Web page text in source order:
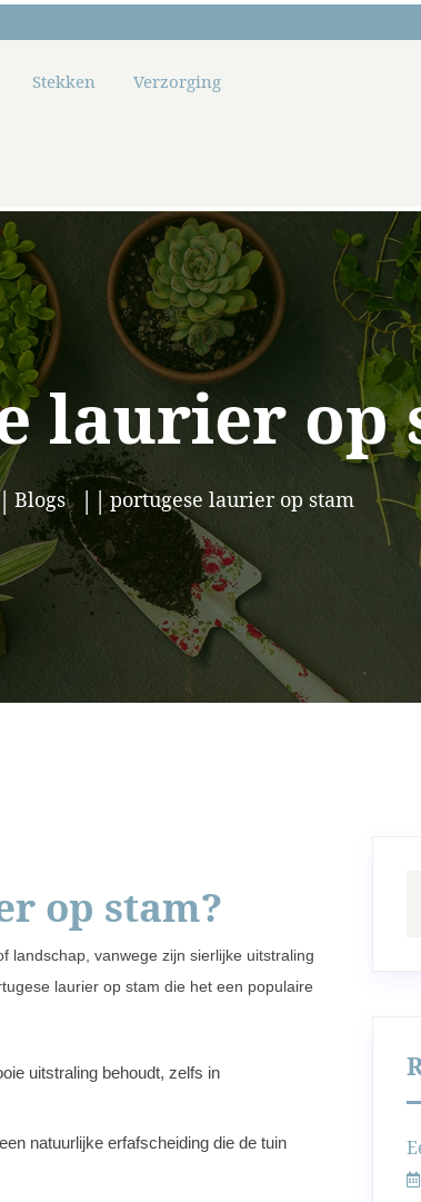
Stekken Verzorging
laurier op
Blogs portugese laurier op stam
op stam?
landschap, vanwege zijn sierlijke uitstraling
laurier op stam die het een populaire
uitstraling behoudt, zelfs in
natuurlijke erfafscheiding die de tuin